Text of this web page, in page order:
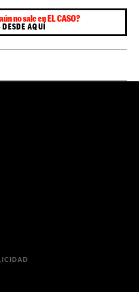
no sale en EL CASO?
AQUÍ